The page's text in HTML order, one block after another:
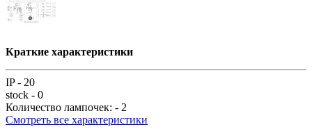
Краткие характеристики
IP - 20
stock - 0
Количество лампочек: - 2
Смотреть все характеристики